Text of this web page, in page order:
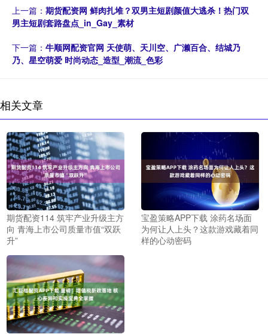
上一篇： 期货配资网 鲜肉扎堆？双男主短剧颜值大逃杀！热门双
男主短剧套路盘点_in_Gay_素材
下一篇： 牛顺网配资官网 天使萌、天川空、广濑百合、结城乃
乃、星空萌爱 时尚动态_造型_潮流_色彩
相关文章
期货配资114 筑牢产业升级主方
向 青海上市公司质量市值“双跃
升”
宝盈策略APP下载 涂药名场面
为何让人上头？这款游戏藏着同
样的心动密码